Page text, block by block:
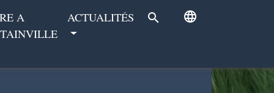
A
ACTUALITÉS search language